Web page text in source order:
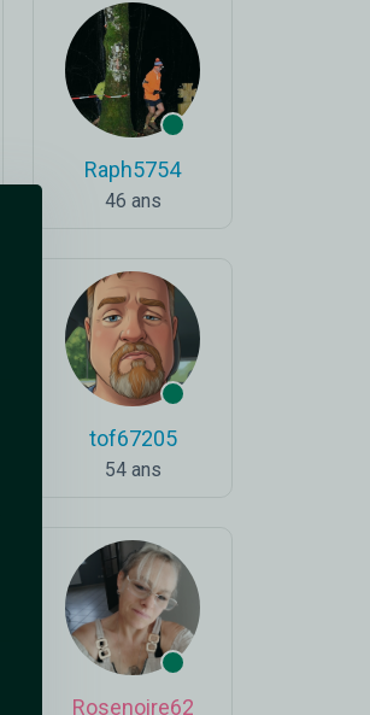
Raph5754
46 ans
tof67205
54 ans
Rosenoire62